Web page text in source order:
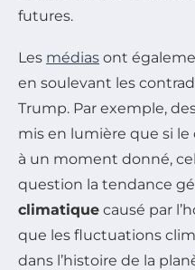
futures.
Les médias ont
en soulevant les
Trump. Par exemple,
mis en lumière que si
à un moment donné,
question la tendance
climatique causé par
que les fluctuations
dans l’histoire de la